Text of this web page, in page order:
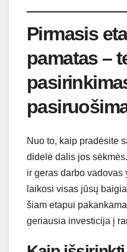
Pirmasis
pamatas –
Nuo to, kaip pradėsite
didelė dalis jos
ir geras darbo vadovas
laikosi visas jūsų
šiam etapui
geriausia investicija į